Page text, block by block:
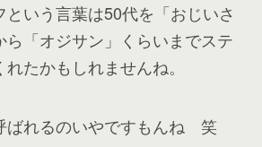
いう言葉は50代を「おじいさ
ら「オジサン」くらいまでステ
たかもしれませんね。
ばれるのいやですもんね 笑